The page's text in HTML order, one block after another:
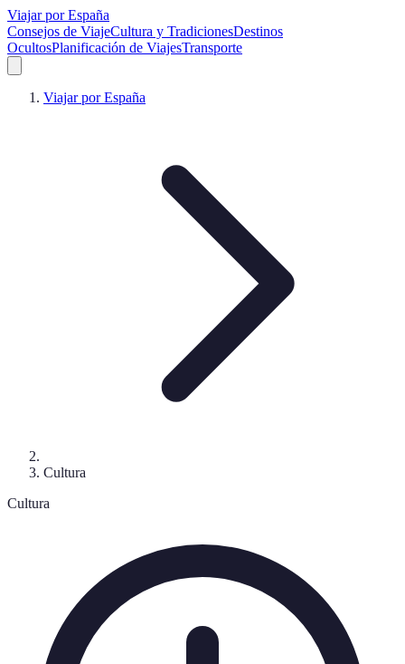
Viajar por España
Consejos de ViajeCultura y TradicionesDestinos
OcultosPlanificación de ViajesTransporte
Viajar por España
Cultura
Cultura